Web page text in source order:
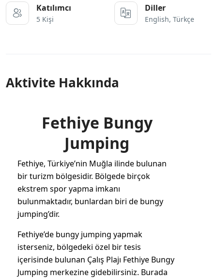
Katılımcı
5 Kişi
Diller
English, Türkçe
Aktivite Hakkında
Fethiye Bungy
Jumping
Fethiye, Türkiye’nin Muğla ilinde bulunan
bir turizm bölgesidir. Bölgede birçok
ekstrem spor yapma imkanı
bulunmaktadır, bunlardan biri de bungy
jumping’dir.
Fethiye’de bungy jumping yapmak
isterseniz, bölgedeki özel bir tesis
içerisinde bulunan Çalış Plajı Fethiye Bungy
Jumping merkezine gidebilirsiniz. Burada